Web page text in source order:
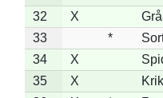
32 X
33
*
34
X
35
X